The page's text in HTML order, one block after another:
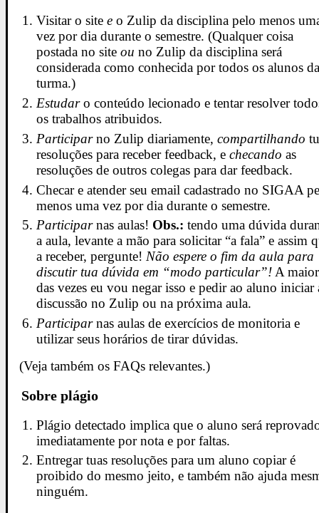
Visitar o sitee o Zulip da disciplina pelo menos
vez por dia durante o semestre. (Qualquer coisa
postada no siteou no Zulip da disciplina será
considerada como conhecida por todos os alunos
turma.)
Estudaro conteúdo lecionado e tentar resolver
os trabalhos atribuidos.
Participarno Zulip diariamente,compartilhando
resoluções para receber feedback, echecando as
resoluções de outros colegas para dar feedback.
Checar e atender seu email cadastrado no SIGAA
menos uma vez por dia durante o semestre.
Participarnas aulas! Obs.: tendo uma dúvida
a aula, levante a mão para solicitar “a fala” e assim
a receber, pergunte!Não espere o fim da aula para
discutir tua dúvida em “modo particular”!A
das vezes eu vou negar isso e pedir ao aluno iniciar
discussão no Zulip ou na próxima aula.
Participarnas aulas de exercícios de monitoria e
utilizar seus horários de tirar dúvidas.
(Veja também os FAQs relevantes.)
Sobre plágio
Plágio detectado implica que o aluno será
imediatamente por nota e por faltas.
Entregar tuas resoluções para um aluno copiar é
proibido do mesmo jeito, e também não ajuda
ninguém.